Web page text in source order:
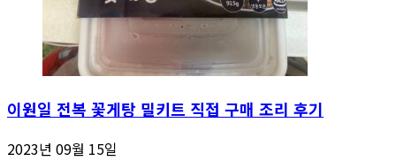
이원일 전복 꽃게탕 밀키트 직접 구매 조리 후기
2023년 09월 15일